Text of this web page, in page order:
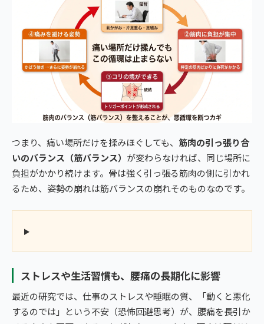
つまり、痛い場所だけを揉みほぐしても、 筋肉の引っ張り合
いのバランス（筋バランス） が変わらなければ、同じ場所に
負担がかかり続けます。骨は強く引っ張る筋肉の側に引かれ
るため、姿勢の崩れは筋バランスの崩れそのものなのです。
ストレスや生活習慣も、腰痛の長期化に影響
最近の研究では、仕事のストレスや睡眠の質、「動くと悪化
するのでは」という不安（恐怖回避思考）が、腰痛を長引か